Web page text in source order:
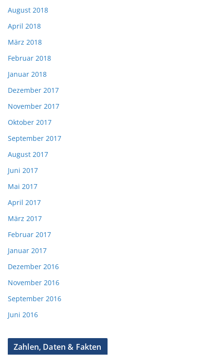
August 2018
April 2018
März 2018
Februar 2018
Januar 2018
Dezember 2017
November 2017
Oktober 2017
September 2017
August 2017
Juni 2017
Mai 2017
April 2017
März 2017
Februar 2017
Januar 2017
Dezember 2016
November 2016
September 2016
Juni 2016
Zahlen, Daten & Fakten